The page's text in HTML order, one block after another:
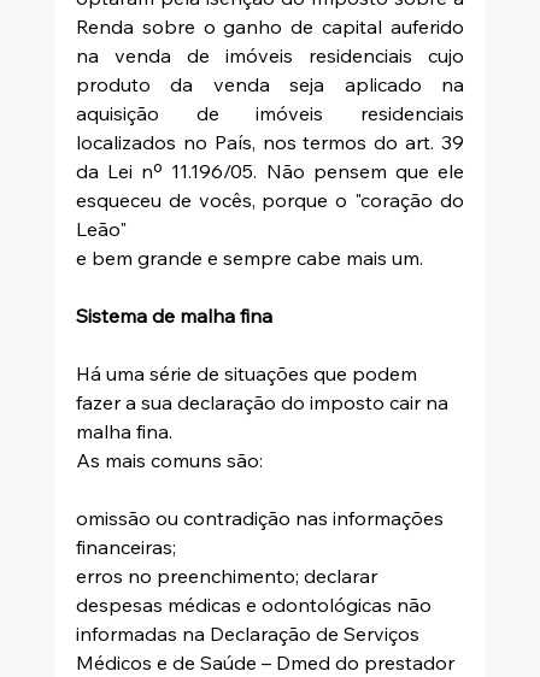
Renda sobre o ganho de capital auferido
na venda de imóveis residenciais cujo
produto da venda seja aplicado na
aquisição de imóveis residenciais
localizados no País, nos termos do art. 39
da Lei nº 11.196/05. Não pensem que ele
esqueceu de vocês, porque o "coração do
Leão"
e bem grande e sempre cabe mais um.
Sistema de malha fina
Há uma série de situações que podem
fazer a sua declaração do imposto cair na
malha fina.
As mais comuns são:
omissão ou contradição nas informações
financeiras;
erros no preenchimento; declarar
despesas médicas e odontológicas não
informadas na Declaração de Serviços
Médicos e de Saúde – Dmed do prestador